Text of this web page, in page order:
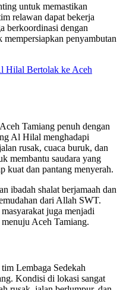
untuk memastikan
relawan dapat bekerja
berkoordinasi dengan
penyambutan
Hilal Bertolak ke Aceh
Tamiang penuh dengan
Al Hilal menghadapi
rusak, cuaca buruk, dan
membantu saudara yang
kuat dan pantang menyerah.
ibadah shalat berjamaah dan
dari Allah SWT.
juga menjadi
Aceh Tamiang.
Lembaga Sedekah
Kondisi di lokasi sangat